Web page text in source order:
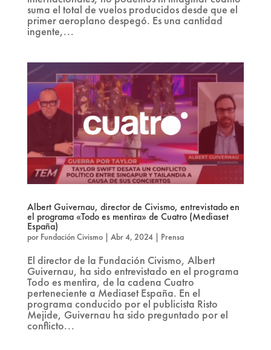
suma el total de vuelos producidos desde que el
primer aeroplano despegó. Es una cantidad
ingente,...
Albert Guivernau, director de Civismo, entrevistado en
el programa «Todo es mentira» de Cuatro (Mediaset
España)
por Fundación Civismo| Abr 4, 2024| Prensa
El director de la Fundación Civismo, Albert
Guivernau, ha sido entrevistado en el programa
Todo es mentira, de la cadena Cuatro
perteneciente a Mediaset España. En el
programa conducido por el publicista Risto
Mejide, Guivernau ha sido preguntado por el
conflicto...